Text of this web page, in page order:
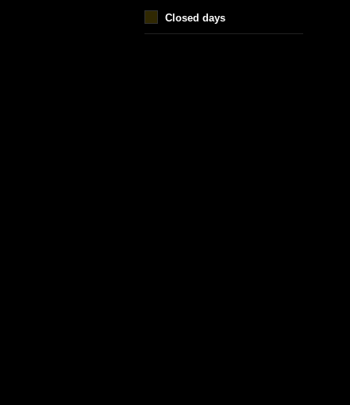
Closed days